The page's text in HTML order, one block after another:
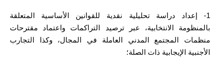
1- إعداد دراسة تحليلية نقدية للقوانين الأساسية المتعلقة
بالمنظومة الانتخابية، عبر ترصيد التراكمات واعتماد مقترحات
منظمات المجتمع المدني العاملة في المجال، وكذا التجارب
الأجنبية الإيجابية ذات الصلة؛